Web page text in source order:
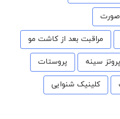
مراقبت بعد از کاشت مو
پروتز سینه پروستات
کلینیک شنوایی